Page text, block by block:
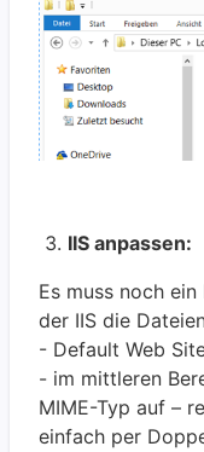
IIS anpassen:
Es muss noch
der IIS die
- Default Web
- im mittleren
MIME-Typ auf –
einfach per